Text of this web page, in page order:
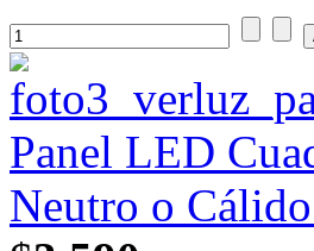
Panel LED
Neutro o